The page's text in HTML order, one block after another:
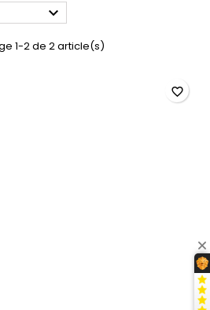

1-2 de 2 article(s)
favorite_border